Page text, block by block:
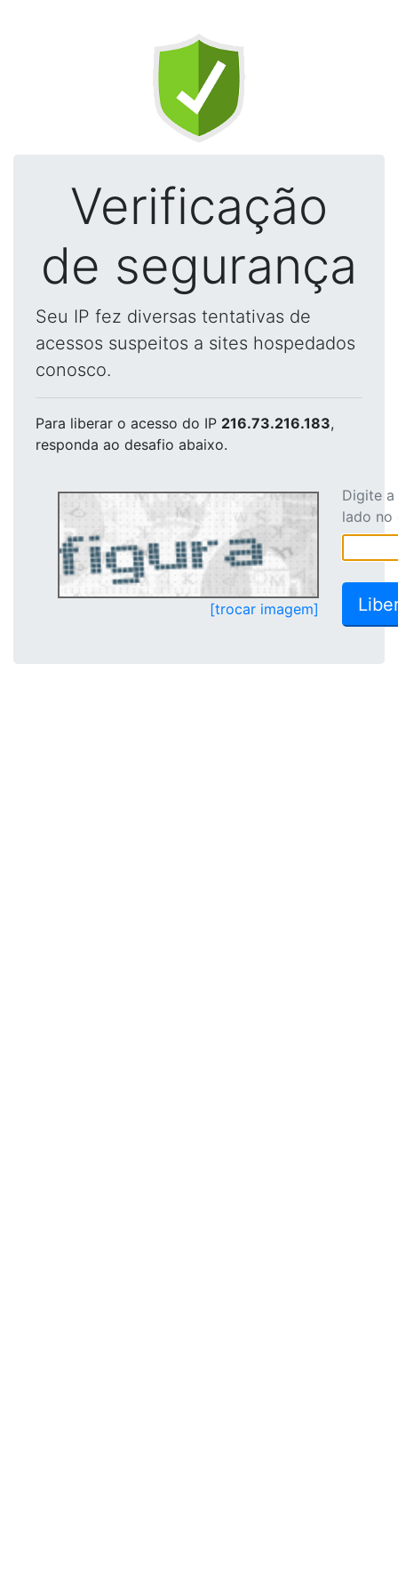
Verificação
de segurança
Seu IP fez diversas tentativas de
acessos suspeitos a sites hospedados
conosco.
Para liberar o acesso do IP 216.73.216.183,
responda ao desafio abaixo.
[trocar imagem]
Digite
lado no